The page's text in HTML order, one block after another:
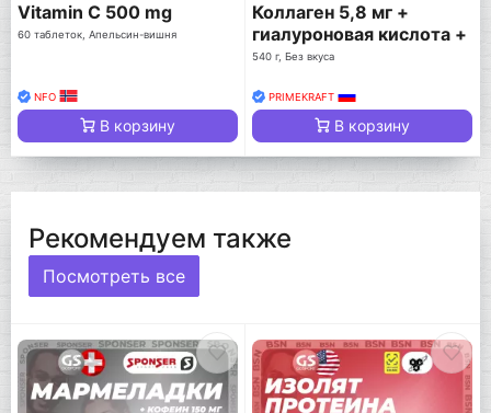
Vitamin C 500 mg
60 таблеток, Апельсин-вишня
NFO
В корзину
Коллаген 5,8 мг +
гиалуроновая кислота +
витамин С
540 г, Без вкуса
PRIMEKRAFT
В корзину
Рекомендуем также
Посмотреть все